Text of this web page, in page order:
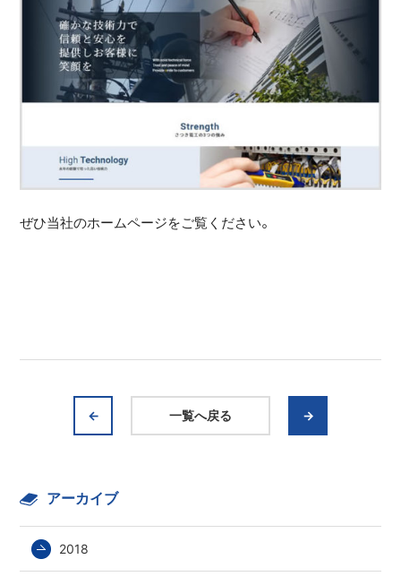
ぜひ当社のホームページをご覧ください。
← 一覧へ戻る →
アーカイブ
2018